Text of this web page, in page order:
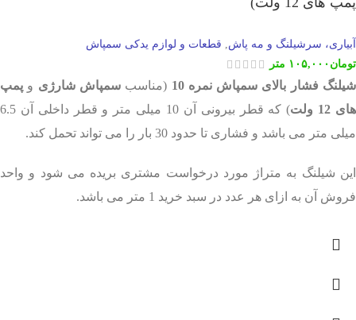
آبیاری، سرشیلنگ و مه پاش, قطعات و لوازم یدکی سمپاش
تومان ۱۰۵,۰۰۰ متر
شیلنگ فشار بالای سمپاش نمره 10 (مناسبسمپاش شارژی و پمپ
های 12 ولت
) که قطر بیرونی آن 10 میلی متر و قطر داخلی آن 6.5
میلی متر می باشد و فشاری تا حدود 30 بار را می تواند تحمل کند.
این شیلنگ به متراژ مورد درخواست مشتری بریده می شود و واحد
فروش آن به ازای هر عدد در سبد خرید 1 متر می باشد.